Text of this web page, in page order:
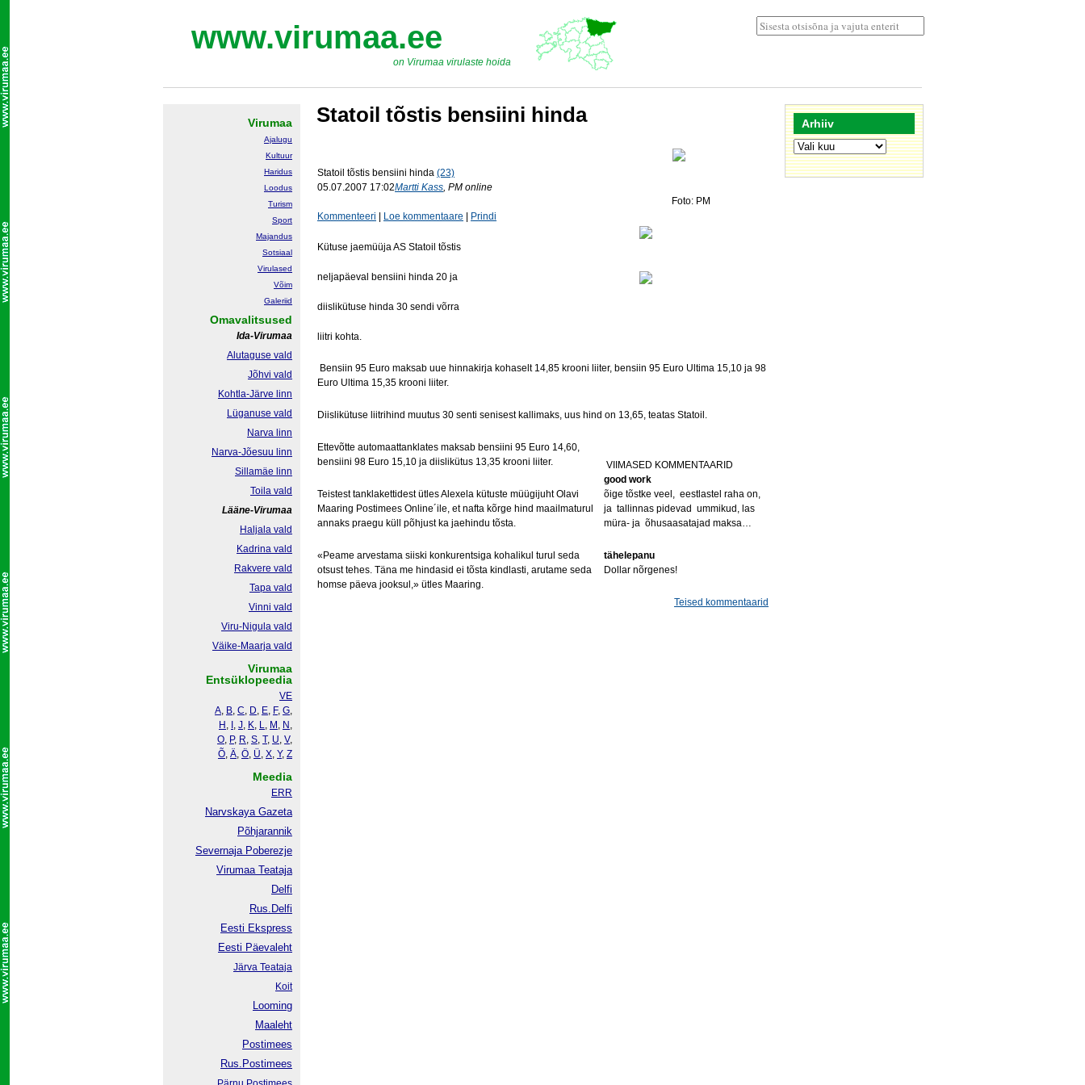
www.virumaa.ee
on Virumaa virulaste hoida
Statoil tõstis bensiini hinda
Statoil tõstis bensiini hinda (23)
05.07.2007 17:02Martti Kass, PM online
Kommenteeri Loe kommentaare Prindi
Kütuse jaemüüja AS Statoil tõstis
neljapäeval bensiini hinda 20 ja
diislikütuse hinda 30 sendi võrra
liitri kohta.
Foto: PM
Bensiin 95 Euro maksab uue hinnakirja kohaselt 14,85 krooni liiter, bensiin 95 Euro Ultima 15,10 ja 98
Euro Ultima 15,35 krooni liiter.
Diislikütuse liitrihind muutus 30 senti senisest kallimaks, uus hind on 13,65, teatas Statoil.
VIIMASED KOMMENTAARID
good work
õige tõstke veel, eestlastel raha on,
ja tallinnas pidevad ummikud, las
müra- ja õhusaasatajad maksa…
tähelepanu
Dollar nõrgenes!
Teised kommentaarid
Ettevõtte automaattanklates maksab bensiini 95 Euro 14,60,
bensiini 98 Euro 15,10 ja diislikütus 13,35 krooni liiter.
Teistest tanklakettidest ütles Alexela kütuste müügijuht Olavi
Maaring Postimees Online´ile, et nafta kõrge hind maailmaturul
annaks praegu küll põhjust ka jaehindu tõsta.
«Peame arvestama siiski konkurentsiga kohalikul turul seda
otsust tehes. Täna me hindasid ei tõsta kindlasti, arutame seda
homse päeva jooksul,» ütles Maaring.
Virumaa
Ajalugu
Kultuur
Haridus
Loodus
Turism
Sport
Majandus
Sotsiaal
Virulased
Võim
Galeriid
Omavalitsused
Ida-Virumaa
Alutaguse vald
Jõhvi vald
Kohtla-Järve linn
Lüganuse vald
Narva linn
Narva-Jõesuu linn
Sillamäe linn
Toila vald
Lääne-Virumaa
Haljala vald
Kadrina vald
Rakvere vald
Tapa vald
Vinni vald
Viru-Nigula vald
Väike-Maarja vald
Virumaa
Entsüklopeedia
VE
A, B, C, D, E, F, G,
H , , J, K, L, M , N ,
O, P, R, S, T, U, V,
Õ, Ä, Ö, Ü, X, Y, Z
Meedia
ERR
Narvskaya Gazeta
Põhjarannik
Severnaja Poberezje
Virumaa Teataja
Delfi
Rus.Delfi
Eesti Ekspress
Eesti Päevaleht
Järva Teataja
Koit
Looming
Maaleht
Postimees
Rus.Postimees
Arhiiv
Arhiiv